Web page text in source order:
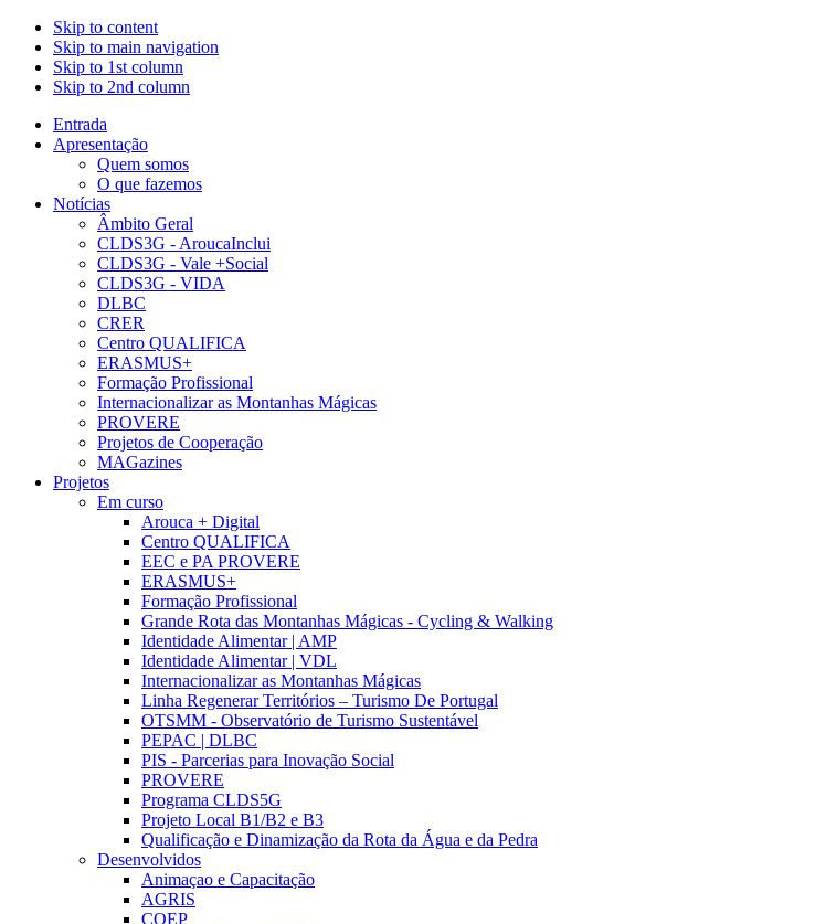
Skip to content
Skip to main navigation
Skip to 1st column
Skip to 2nd column
Entrada
Apresentação
Quem somos
O que fazemos
Notícias
Âmbito Geral
CLDS3G - AroucaInclui
CLDS3G - Vale +Social
CLDS3G - VIDA
DLBC
CRER
Centro QUALIFICA
ERASMUS+
Formação Profissional
Internacionalizar as Montanhas Mágicas
PROVERE
Projetos de Cooperação
MAGazines
Projetos
Em curso
Arouca + Digital
Centro QUALIFICA
EEC e PA PROVERE
ERASMUS+
Formação Profissional
Grande Rota das Montanhas Mágicas - Cycling & Walking
Identidade Alimentar | AMP
Identidade Alimentar | VDL
Internacionalizar as Montanhas Mágicas
Linha Regenerar Territórios – Turismo De Portugal
OTSMM - Observatório de Turismo Sustentável
PEPAC | DLBC
PIS - Parcerias para Inovação Social
PROVERE
Programa CLDS5G
Projeto Local B1/B2 e B3
Qualificação e Dinamização da Rota da Água e da Pedra
Desenvolvidos
Animaçao e Capacitação
AGRIS
CQEP